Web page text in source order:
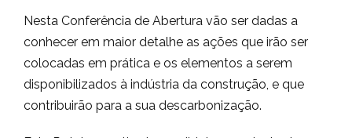
Nesta Conferência de Abertura vão ser dadas a
conhecer em maior detalhe as ações que irão ser
colocadas em prática e os elementos a serem
disponibilizados à indústria da construção, e que
contribuirão para a sua descarbonização.